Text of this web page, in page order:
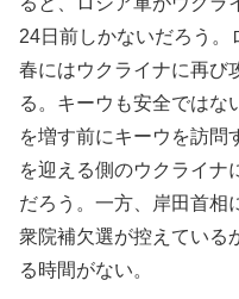
24日前しかないだろう。
春にはウクライナに再び
る。キーウも安全ではな
を増す前にキーウを訪問
を迎える側のウクライナ
だろう。一方、岸田首相
衆院補欠選が控えている
る時間がない。